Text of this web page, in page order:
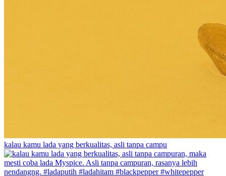
kalau kamu lada yang berkualitas, asli tanpa campu